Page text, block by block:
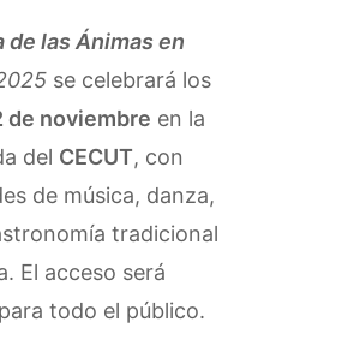
de las Ánimas en
se celebrará los
de noviembre en la
del CECUT, con
de música, danza,
tradicional
El acceso será
todo el público.